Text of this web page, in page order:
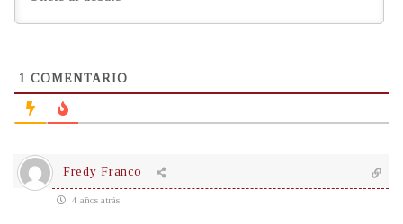
1 COMENTARIO
Fredy Franco
4 años atrás